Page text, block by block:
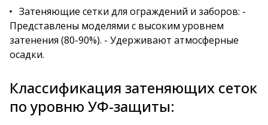
Затеняющие сетки для ограждений и заборов: -
Представлены моделями с высоким уровнем
затенения (80-90%). - Удерживают атмосферные
осадки.
Классификация затеняющих сеток
по уровню УФ-защиты: